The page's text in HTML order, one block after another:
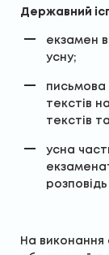
Державний
екзамен
усну;
письмова
текстів
текстів
усна
На виконання